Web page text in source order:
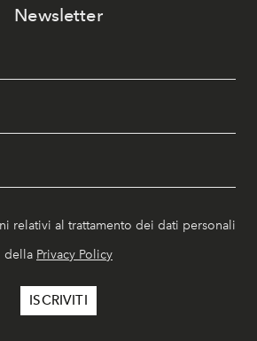
Newsletter
relativi al trattamento dei dati personali
della Privacy Policy